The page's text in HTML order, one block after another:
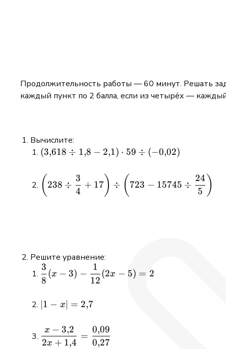
Продолжительность работы — 60 минут. Решать
каждый пункт по 2 балла, если из четырёх —
Вычислите:
\left(3{,}618
2{,}1\right)
\cdot 59
\div
(3,618 ÷ 1,8 − 2,1) ⋅ 59 ÷ (−0,02)
\left(238
\div
15745 \div
\dfrac{24}
{5}\right)
( 238 ÷
4
3
+ 17) ÷ ( 723 − 15745 ÷
5
24 )
Решите уравнение:
\dfrac{3}
{8}(x - 3)
\dfrac{1}
5) = 2
8
3
(x − 3) −
12
1
(2x − 5) = 2
|1 -
2{,}7
∣1 − x∣ = 2,7
\dfrac{x -
3{,}2}{2x +
2x + 1,4
x − 3,2
=
0,27
0,09